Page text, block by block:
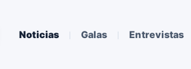
Noticias Galas Entrevistas